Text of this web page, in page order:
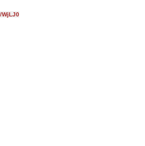
本が作ったから絶対に売れ
県が涙 初出場の熊本代表有
回裏2アウトから逆転勝利
ザン、ドリカム、スピッツが
今の歌手が30年後にやれて
WjLJ0